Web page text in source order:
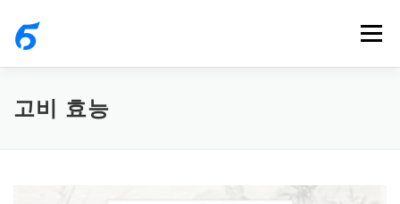
메뉴
고비 효능